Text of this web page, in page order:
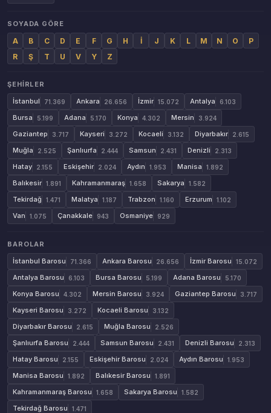
SOYADA GÖRE
A B C D E F G H İ J K L M N O
P
R
Ş T U V Y Z
ŞEHIRLER
İstanbul
71.369 Ankara 26.656 İzmir 15.072 Antalya 6.103
Bursa 5.199 Adana 5.170 Konya 4.302 Mersin 3.924
Gaziantep 3.717 Kayseri 3.272 Kocaeli 3.132 Diyarbakır 2.615
Muğla 2.525 Şanlıurfa 2.444 Samsun 2.431 Denizli 2.313
Hatay 2.155 Eskişehir 2.024 Aydın 1.953 Manisa 1.892
Balıkesir 1.891 Kahramanmaraş 1.658 Sakarya 1.582
Tekirdağ 1.471 Malatya 1.187 Trabzon 1.160 Erzurum 1.102
Van 1.075 Çanakkale 943 Osmaniye 929
BAROLAR
İstanbul Barosu
71.366 Ankara Barosu 26.656 İzmir Barosu 15.072
Antalya Barosu 6.103 Bursa Barosu 5.199 Adana Barosu 5.170
Konya Barosu 4.302 Mersin Barosu 3.924 Gaziantep Barosu 3.717
Kayseri Barosu 3.272 Kocaeli Barosu 3.132
Diyarbakır Barosu 2.615 Muğla Barosu 2.526
Şanlıurfa Barosu 2.444 Samsun Barosu 2.431 Denizli Barosu 2.313
Hatay Barosu 2.155 Eskişehir Barosu 2.024 Aydın Barosu 1.953
Manisa Barosu 1.892 Balıkesir Barosu 1.891
Kahramanmaraş Barosu 1.658 Sakarya Barosu 1.582
Tekirdağ Barosu 1.471